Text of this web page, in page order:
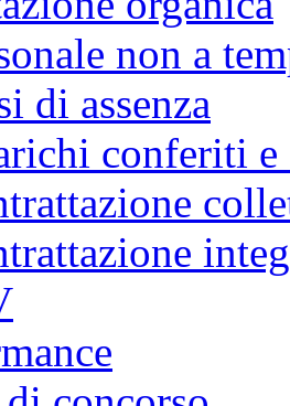
non a
di assenza
conferiti